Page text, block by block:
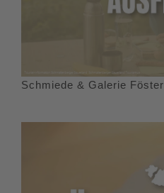
Schmiede & Galerie